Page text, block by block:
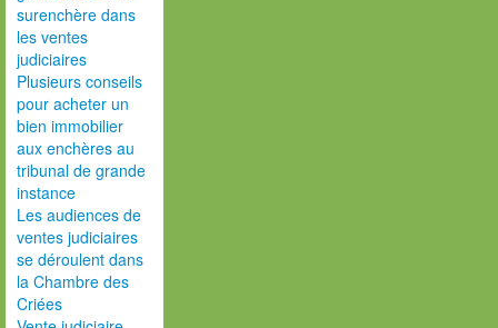
surenchère dans
les ventes
judiciaires
Plusieurs conseils
pour acheter un
bien immobilier
aux enchères au
tribunal de grande
instance
Les audiences de
ventes judiciaires
se déroulent dans
la Chambre des
Criées